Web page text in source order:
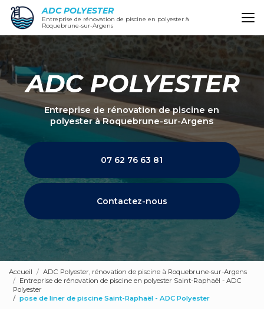
Aller
contenu
principal
ADC POLYESTER
Entreprise de rénovation de piscine en polyester à
Roquebrune-sur-Argens
Entreprise de rénovation de piscine en
polyesterà Roquebrune-sur-Argens
07 62 76 63 81
Contactez-nous
Accueil
ADC Polyester, rénovation de piscine à Roquebrune-sur-Argens
Entreprise de rénovation de piscine en polyester Saint-Raphaël - ADC
Polyester
pose de liner de piscine Saint-Raphaël - ADC Polyester